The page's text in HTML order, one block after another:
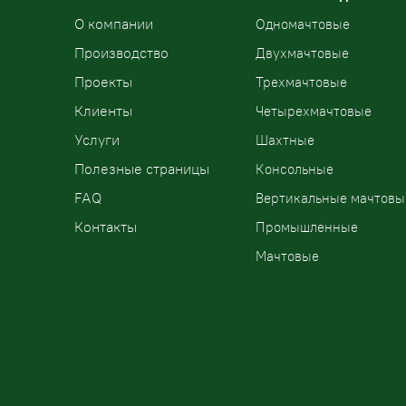
О компании
Производство
Проекты
Клиенты
Услуги
Полезные страницы
FAQ
Контакты
Одномачтовые
Двухмачтовые
Трехмачтовые
Четырехмачтовые
Шахтные
Консольные
Вертикальные
Промышленные
Мачтовые